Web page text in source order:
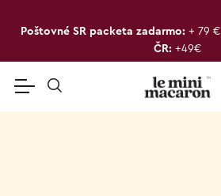
Poštovné SR packeta zadarmo: + 79 €
ČR: +49€